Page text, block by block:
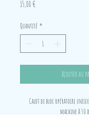
15,00 €
Quantité *
Ajouter au
Calot de bloc opératoire
machine à 30